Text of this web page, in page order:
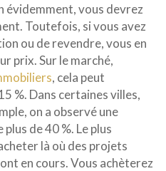
évidemment, vous devrez
Toutefois, si vous avez
ou de revendre, vous en
prix. Sur le marché,
, cela peut
%. Dans certaines villes,
on a observé une
de 40 %. Le plus
là où des projets
en cours. Vous achèterez